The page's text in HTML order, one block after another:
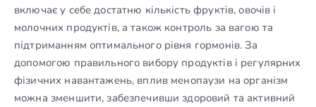
включає у себе достатню кількість фруктів, овочів і
молочних продуктів, а також контроль за вагою та
підтриманням оптимального рівня гормонів. За
допомогою правильного вибору продуктів і регулярних
фізичних навантажень, вплив менопаузи на організм
можна зменшити, забезпечивши здоровий та активний